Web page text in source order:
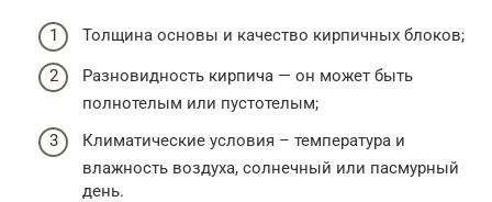
Толщина основы и качество кирпичных блоков;
Разновидность кирпича — он может быть
полнотелым или пустотелым;
Климатические условия – температура и
влажность воздуха, солнечный или пасмурный
день.